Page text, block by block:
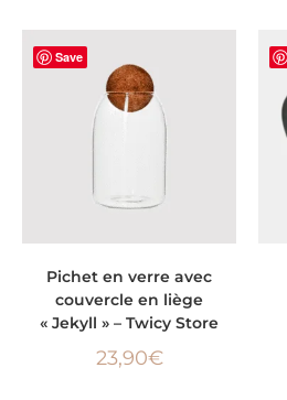
Save
Pichet en verre avec
couvercle en liège
« Jekyll » – Twicy Store
23,90€